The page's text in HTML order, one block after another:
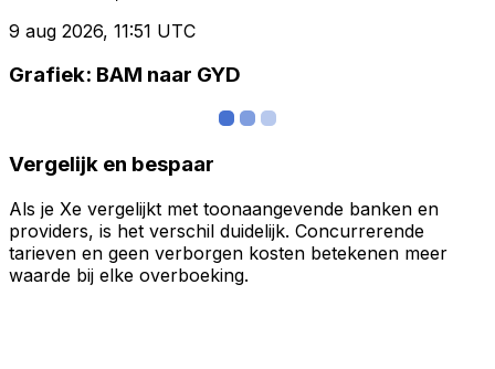
9 aug 2026, 11:51 UTC
Grafiek: BAM naar GYD
Vergelijk en bespaar
Als je Xe vergelijkt met toonaangevende banken en
providers, is het verschil duidelijk. Concurrerende
tarieven en geen verborgen kosten betekenen meer
waarde bij elke overboeking.